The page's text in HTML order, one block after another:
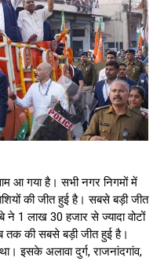
आ गया है। सभी नगर निगमों में
की जीत हुई है। सबसे बड़ी जीत
ने 1 लाख 30 हजार से ज्यादा वोटों
तक की सबसे बड़ी जीत हुई है।
इसके अलावा दुर्ग, राजनांदगांव,